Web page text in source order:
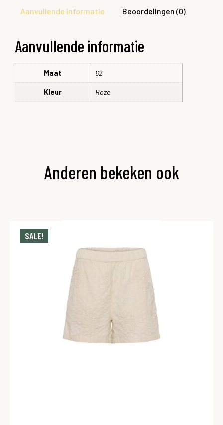
Aanvullende informatie Beoordelingen (0)
Aanvullende informatie
Maat 62
Kleur Roze
Anderen bekeken ook
SALE!